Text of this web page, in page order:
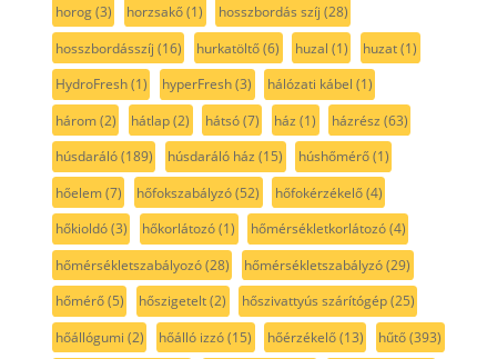
horog(3) horzsakő(1) hosszbordás szíj (28)
hosszbordásszíj (16) hurkatöltő(6) huzal (1) huzat(1)
HydroFresh(1) hyperFresh(3) hálózati kábel (1)
három(2) hátlap(2) hátsó(7) ház (1) házrész (63)
húsdaráló(189) húsdaráló ház (15) húshőmérő(1)
hőelem(7) hőfokszabályzó(52) hőfokérzékelő(4)
hőkioldó(3) hőkorlátozó(1) hőmérsékletkorlátozó(4)
hőmérsékletszabályozó(28) hőmérsékletszabályzó(29)
hőmérő(5) hőszigetelt(2) hőszivattyús szárítógép(25)
hőállógumi (2) hőálló izzó(15) hőérzékelő(13) hűtő(393)